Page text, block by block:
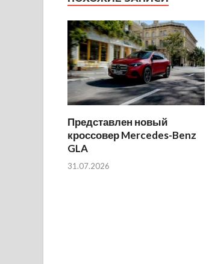
Представлен новый
кроссовер Mercedes-Benz
GLA
31.07.2026